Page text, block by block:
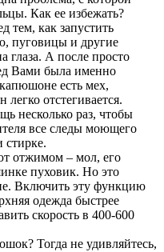
Как ее избежать?
тем, как запустить
пуговицы и другие
глаза. А после просто
Вами была именно
есть мех,
отстегивается.
несколько раз, чтобы
все следы моющего
стирке.
отжимом – мол, его
пуховик. Но это
Включить эту функцию
одежда быстрее
скорость в 400-600
Тогда не удивляйтесь,